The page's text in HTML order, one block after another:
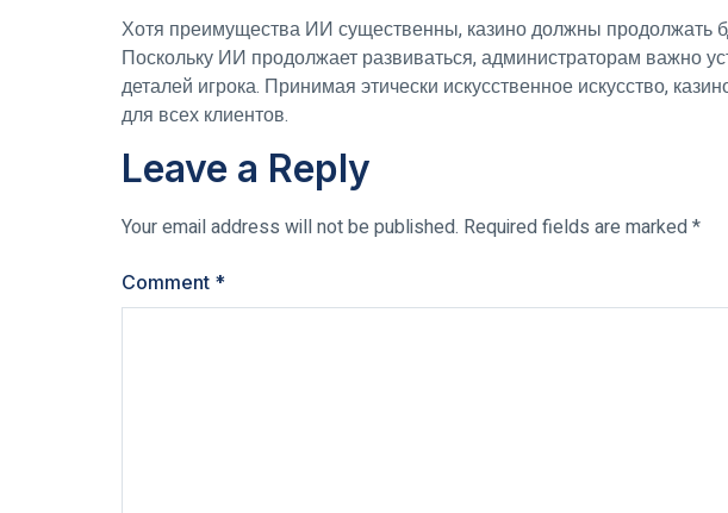
Хотя преимущества ИИ существенны, казино должны продолжать
Поскольку ИИ продолжает развиваться, администраторам важно
деталей игрока. Принимая этически искусственное искусство,
для всех клиентов.
Leave a Reply
Your email address will not be published. Required fields are marked*
Comment *